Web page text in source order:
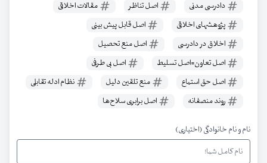
دادرسی مدنی اصل تناظر
مقالات اخلاقی
پژوهشهای اخلاقی
اصل قابل پیش بینی
اخلاق در دادرسی
اصل منع تحصیل
اصل تعاون=اصل تسلیط
اصل بی طرفی
اصل حق استماع
منع تلقین دلیل
نظام ادله تقابلی
روند منصفانه
اصل برابری سلاح‌ها
نام و نام خانوادگی (اختیاری)